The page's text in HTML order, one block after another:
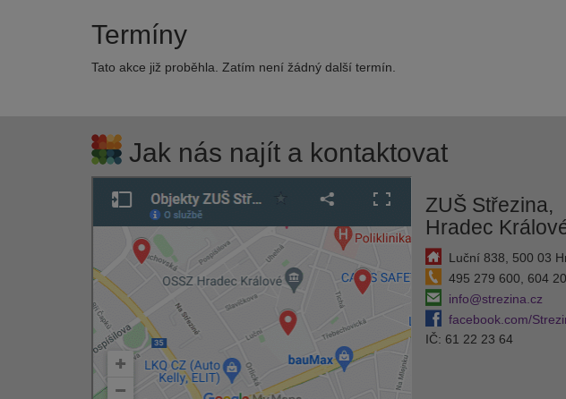
Termíny
Tato akce již proběhla. Zatím není žádný další termín.
Jak nás najít a kontaktovat
ZUŠ Střezina,
Hradec
Luční 838, 500 03
495 279 600, 604
info@strezina.cz
facebook.com/
IČ: 61 22 23 64